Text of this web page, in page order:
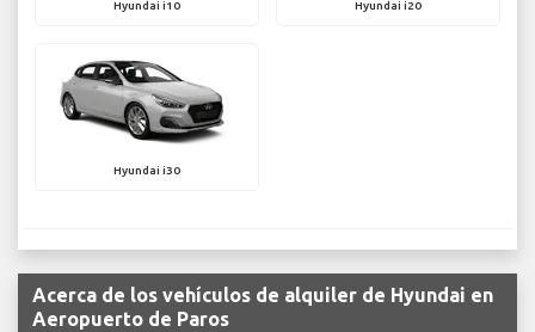
Hyundai i10 Hyundai i20
Hyundai i30
Acerca de los vehículos de alquiler de Hyundai en
Aeropuerto de Paros